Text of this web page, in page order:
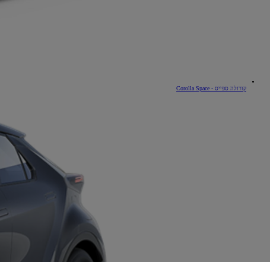
קורולה ספייס - Corolla Space